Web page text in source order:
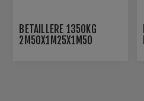
BETAILLERE 1350KG
2M50X1M25X1M50